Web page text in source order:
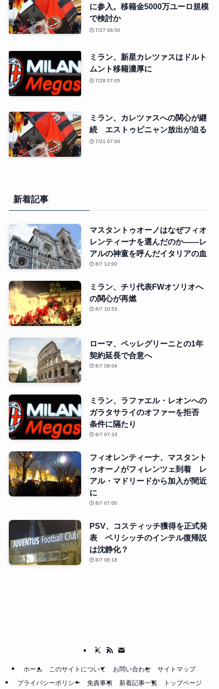
に参入。移籍金5000万ユーロ規模
で検討か
7/27 06:50
ミラン、新星カレツァスはドルト
ムント移籍濃厚に
7/28 07:05
ミラン、カレツァスへの関心が継
続 エストゥピニャン放出が迫る
7/21 07:00
新着記事
マスタントゥオーノはなぜフィオ
レンティーナを選んだのか――レ
アルの神童を呼んだイタリアの血
8/7 12:00
ミラン、チリ代表FWオソリオへ
の関心が再燃
8/7 10:53
ローマ、ペッレグリーニとの1年
契約延長で合意へ
8/7 08:04
ミラン、ラファエル・レオンへの
ガラタサライのオファーを拒否
条件に隔たり
8/7 07:33
フィオレンティーナ、マスタント
ゥオーノがフィレンツェ到着 レ
アル・マドリードから加入が間近
に
8/7 07:00
PSV、コスティッチ獲得を正式発
表 ペリシッチのインテル復帰説
は沈静化？
8/7 06:18
ホーム このサイトについて お問い合わせ
サイトマップ
プライバシーポリシー
免責事項 新着記事一覧 トップページ